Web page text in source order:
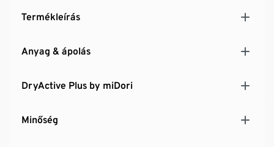
Termékleírás
Anyag & ápolás
DryActive Plus by miDori
Minőség